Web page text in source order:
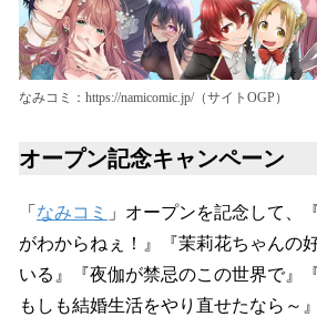
なみコミ：https://namicomic.jp/（サイトOGP）
オープン記念キャンペーン
「 なみコミ 」オープンを記念して、
がわからねぇ！』『茉莉花ちゃんの
いる』『夜伽が禁忌のこの世界で』
もしも結婚生活をやり直せたなら～